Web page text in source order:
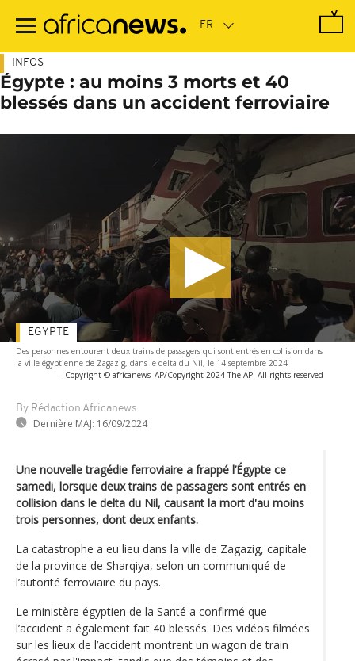
contenu
INFOS
Égypte : au moins 3 morts et 40
blessés dans un accident ferroviaire
Des personnes entourent deux trains de passagers qui sont entrés en collision dans
la ville égyptienne de Zagazig, dans le delta du Nil, le 14 septembre 2024
- Copyright © africanews AP/Copyright 2024 The AP. All rights reserved
By Rédaction Africanews
Dernière MAJ: 16/09/2024
EGYPTE
Une nouvelle tragédie ferroviaire a frappé l’Égypte ce
samedi, lorsque deux trains de passagers sont entrés en
collision dans le delta du Nil, causant la mort d'au moins
trois personnes, dont deux enfants.
La catastrophe a eu lieu dans la ville de Zagazig, capitale
de la province de Sharqiya, selon un communiqué de
l’autorité ferroviaire du pays.
Le ministère égyptien de la Santé a confirmé que
l’accident a également fait 40 blessés. Des vidéos filmées
sur les lieux de l’accident montrent un wagon de train